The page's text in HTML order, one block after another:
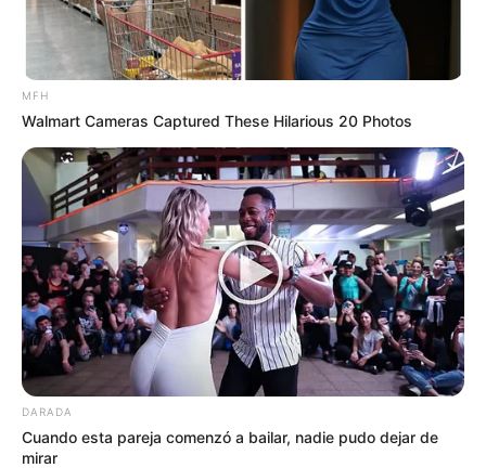
fresas de barrio y morritos que apenas les sale
el bigote– estaba en pleno apogeo. Se calcula
que había más de 150 almas (y varios cartones
de chela) reunidos en ese cruce de calles que
se había convertido en pista de baile
La cosa estaba “a gusto”, dirían algunos. Pero
ya saben, en este país la felicidad del pobre
dura poco. Algún vecino amargado, de esos
que no les gusta que la raza se divierta (o que
ya no aguantaba el “Tusa” por vigésima vez), se
le ocurrió la brillante idea de echarle un fonazo
al 911. ¡Grave error, mi compa!
MFH
Walmart Cameras Captured These Hilarious 20 Photos
DARADA
Cuando esta pareja comenzó a bailar, nadie pudo dejar de
mirar